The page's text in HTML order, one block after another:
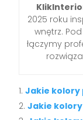
2025 roku
wnętrz.
łączymy
Jakie kolory
Jakie